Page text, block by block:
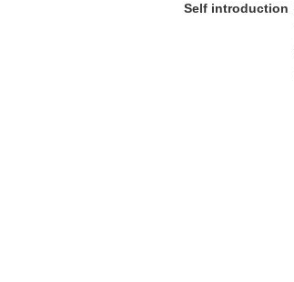
Self introduction